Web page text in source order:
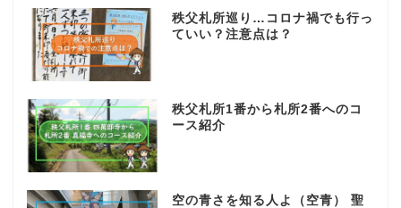
秩父札所巡り…コロナ禍でも行っ
ていい？注意点は？
秩父札所1番から札所2番へのコ
ース紹介
空の青さを知る人よ（空青） 聖